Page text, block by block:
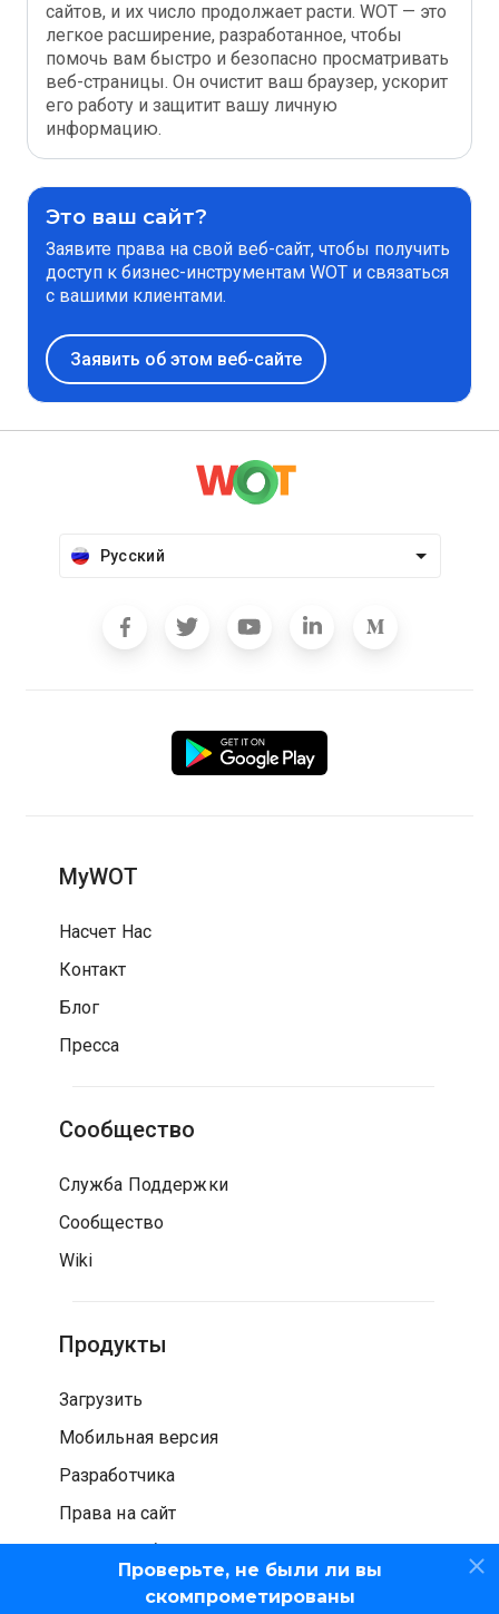
Проверьте, не были ли вы
скомпрометированы
сайтов, и их число продолжает расти. WOT — это
легкое расширение, разработанное, чтобы
помочь вам быстро и безопасно просматривать
веб-страницы. Он очистит ваш браузер, ускорит
его работу и защитит вашу личную
информацию.
Это ваш сайт?
Заявите права на свой веб-сайт, чтобы получить
доступ к бизнес-инструментам WOT и связаться
с вашими клиентами.
Заявить об этом веб-сайте
Русский
MyWOT
Насчет Нас
Контакт
Блог
Пресса
Сообщество
Служба Поддержки
Сообщество
Wiki
Продукты
Загрузить
Мобильная версия
Разработчика
Права на сайт
Проверка безопасности